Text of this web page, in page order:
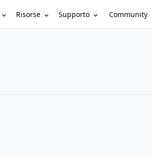
Risorse Supporto Community